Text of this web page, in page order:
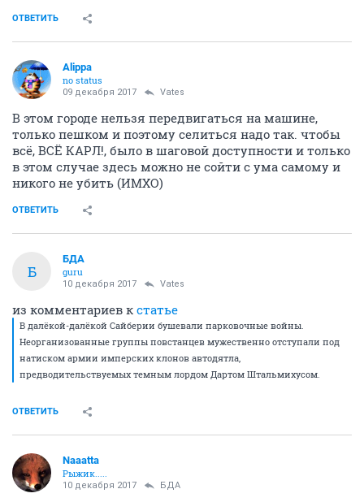
ОТВЕТИТЬ
Alippa
no status
09 декабря 2017 Vates
В этом городе нельзя передвигаться на машине,
только пешком и поэтому селиться надо так. чтобы
всё, ВСЁ КАРЛ!, было в шаговой доступности и только
в этом случае здесь можно не сойти с ума самому и
никого не убить (ИМХО)
ОТВЕТИТЬ
Б
БДА
guru
10 декабря 2017 Vates
из комментариев к статье
В далёкой-далёкой Сайберии бушевали парковочные войны.
Неорганизованные группы повстанцев мужественно отступали под
натиском армии имперских клонов автодятла,
предводительствуемых темным лордом Дартом Штальмихусом.
ОТВЕТИТЬ
Naaatta
Рыжик.....
10 декабря 2017 БДА